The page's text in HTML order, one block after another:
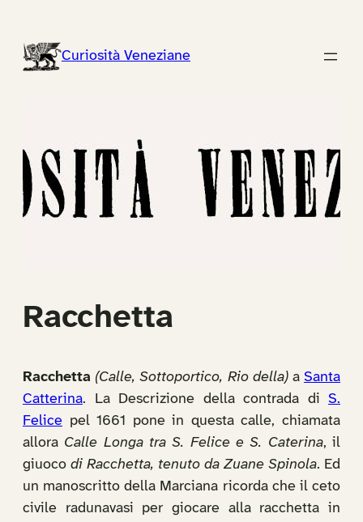
contenutoCuriosità Veneziane
Racchetta
Racchetta (Calle, Sottoportico, Rio della)aSanta
Catterina. La Descrizione della contrada di S.
Felice pel 1661 pone in questa calle, chiamata
allora Calle Longa tra S. Felice e S. Caterina, il
giuoco di Racchetta, tenuto da Zuane Spinola. Ed
un manoscritto della Marciana ricorda che il ceto
civile radunavasi per giocare alla racchetta in